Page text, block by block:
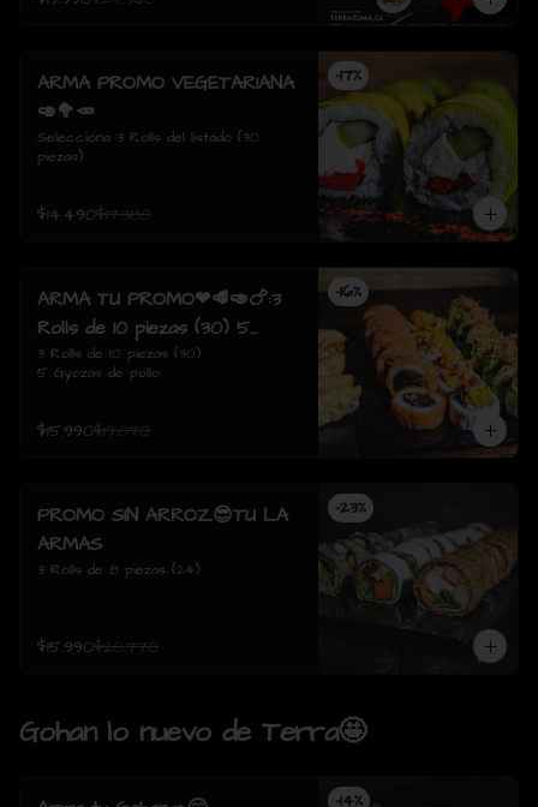
Salmon, queso crema, ciboulette,
envuelto en palta
-17%
ARMA PROMO VEGETARIANA
🥑🥦🥕
Selecciona 3 Rolls del listado (30
piezas)
$14.490$17.380
-16%
ARMA TU PROMO❤🥩🥑🍗:3
Rolls de 10 piezas (30) 5
Gyozas de pollo
3 Rolls de 10 piezas (30)
5 Gyozas de pollo
$15.990$19.070
-23%
PROMO SIN ARROZ😎TU LA
ARMAS
3 Rolls de 8 piezas (24)
$15.990$20.770
Gohan lo nuevo de Terra🤩
-14%